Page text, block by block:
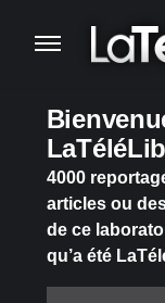
4000
articles ou
de ce
qu’a été